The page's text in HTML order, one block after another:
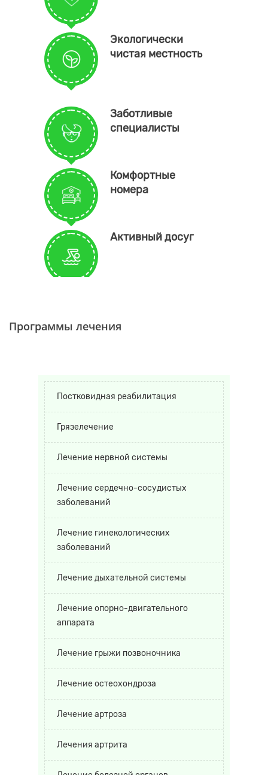
Экологически
чистая местность
Заботливые
специалисты
Комфортные
номера
Активный досуг
Программы лечения
Постковидная реабилитация
Грязелечение
Лечение нервной системы
Лечение сердечно-сосудистых
заболеваний
Лечение гинекологических
заболеваний
Лечение дыхательной системы
Лечение опорно-двигательного
аппарата
Лечение грыжи позвоночника
Лечение остеохондроза
Лечение артроза
Лечения артрита